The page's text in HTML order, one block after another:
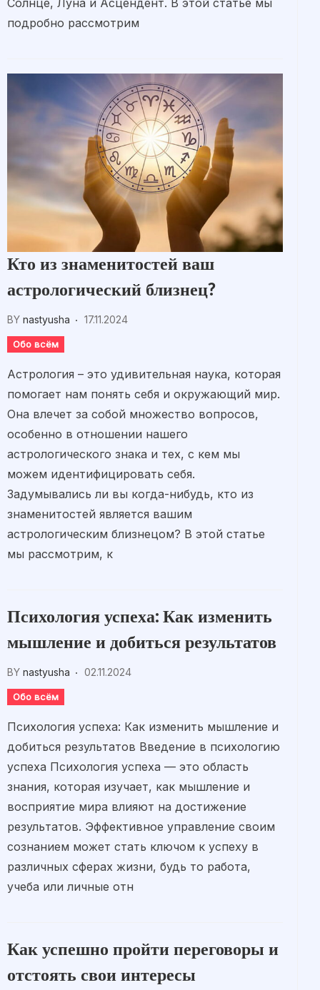
Солнце, Луна и Асцендент. В этой статье мы
подробно рассмотрим
Кто из знаменитостей ваш
астрологический близнец?
BY nastyusha 17.11.2024
Обо всём
Астрология – это удивительная наука, которая
помогает нам понять себя и окружающий мир.
Она влечет за собой множество вопросов,
особенно в отношении нашего
астрологического знака и тех, с кем мы
можем идентифицировать себя.
Задумывались ли вы когда-нибудь, кто из
знаменитостей является вашим
астрологическим близнецом? В этой статье
мы рассмотрим, к
Психология успеха: Как изменить
мышление и добиться результатов
BY nastyusha 02.11.2024
Обо всём
Психология успеха: Как изменить мышление и
добиться результатов Введение в психологию
успеха Психология успеха — это область
знания, которая изучает, как мышление и
восприятие мира влияют на достижение
результатов. Эффективное управление своим
сознанием может стать ключом к успеху в
различных сферах жизни, будь то работа,
учеба или личные отн
Как успешно пройти переговоры и
отстоять свои интересы